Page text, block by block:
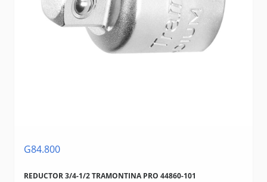
G84.800
REDUCTOR 3/4-1/2 TRAMONTINA PRO 44860-101